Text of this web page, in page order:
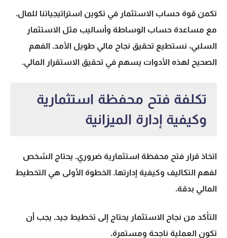
تكمن قوة حساب الاستثمار في تكوين استراتيجياتنا للمال.
مع مساعدة حساب الوساطة وأساليب مثل الاستثمار
السلبي، نستطيع تحقيق نجاح مالي طويل الأمد. الفهم
الصحيح لهذه الأدوات يسهم في تحقيق الاستقرار المالي.
تكلفة فتح محفظة استثمارية
وكيفية إدارة الميزانية
اتخاذ قرار فتح محفظة استثمارية ضروري. يحتاج الشخص
لفهم التكاليف وكيفية إدارتها. الخطوة الأولى هي التخطيط
المالي بدقة.
التأكد من نجاح الاستثمار يحتاج إلى تخطيط جيد. يجب أن
تكون العملية ناجحة ومستمرة.